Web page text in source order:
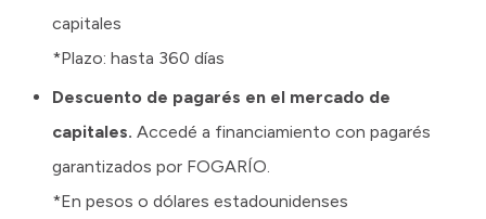
capitales
*Plazo: hasta 360 días
Descuento de pagarés en el mercado de
capitales. Accedé a financiamiento con pagarés
garantizados por FOGARÍO.
*En pesos o dólares estadounidenses